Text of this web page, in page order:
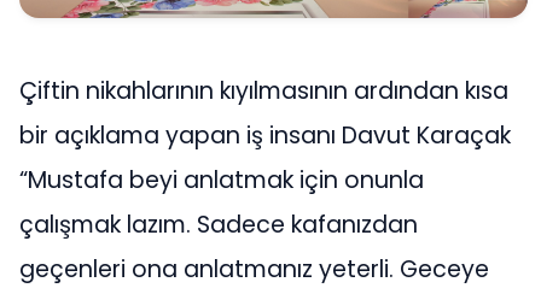
Çiftin nikahlarının kıyılmasının ardından kısa
bir açıklama yapan iş insanı Davut Karaçak
“Mustafa beyi anlatmak için onunla
çalışmak lazım. Sadece kafanızdan
geçenleri ona anlatmanız yeterli. Geceye